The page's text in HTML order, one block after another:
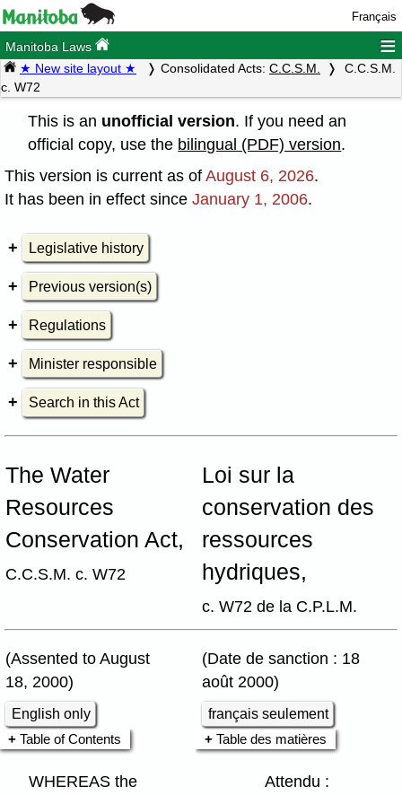
Français
Manitoba Laws ≡
★ New site layout ★ Consolidated Acts: C.C.S.M.
C.C.S.M.
c. W72
This is an unofficial version. If you need an
official copy, use the bilingual (PDF) version.
This version is current as of August 6, 2026.
It has been in effect since January 1, 2006.
Legislative history
Previous version(s)
Regulations
Minister responsible
Search in this Act
The Water
Resources
Conservation Act,
C.C.S.M. c. W72
Loi sur la
conservation des
ressources
hydriques,
c. W72 de la C.P.L.M.
(Assented to August
18, 2000)
(Date de sanction : 18
août 2000)
English only
français seulement
Table of Contents
Table des matières
WHEREAS the
Attendu :